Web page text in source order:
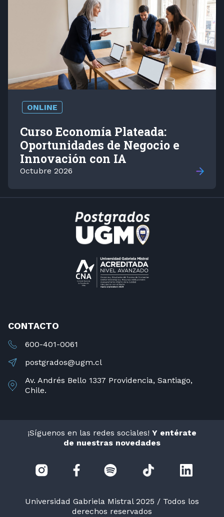
ONLINE
Curso Economía Plateada:
Oportunidades de Negocio e
Innovación con IA
Octubre 2026
CONTACTO
600-401-0061
postgrados@ugm.cl
Av. Andrés Bello 1337 Providencia, Santiago,
Chile.
Universidad Gabriela Mistral 2025 / Todos los
derechos reservados
¡Síguenos en las redes sociales! Y entérate
de nuestras novedades